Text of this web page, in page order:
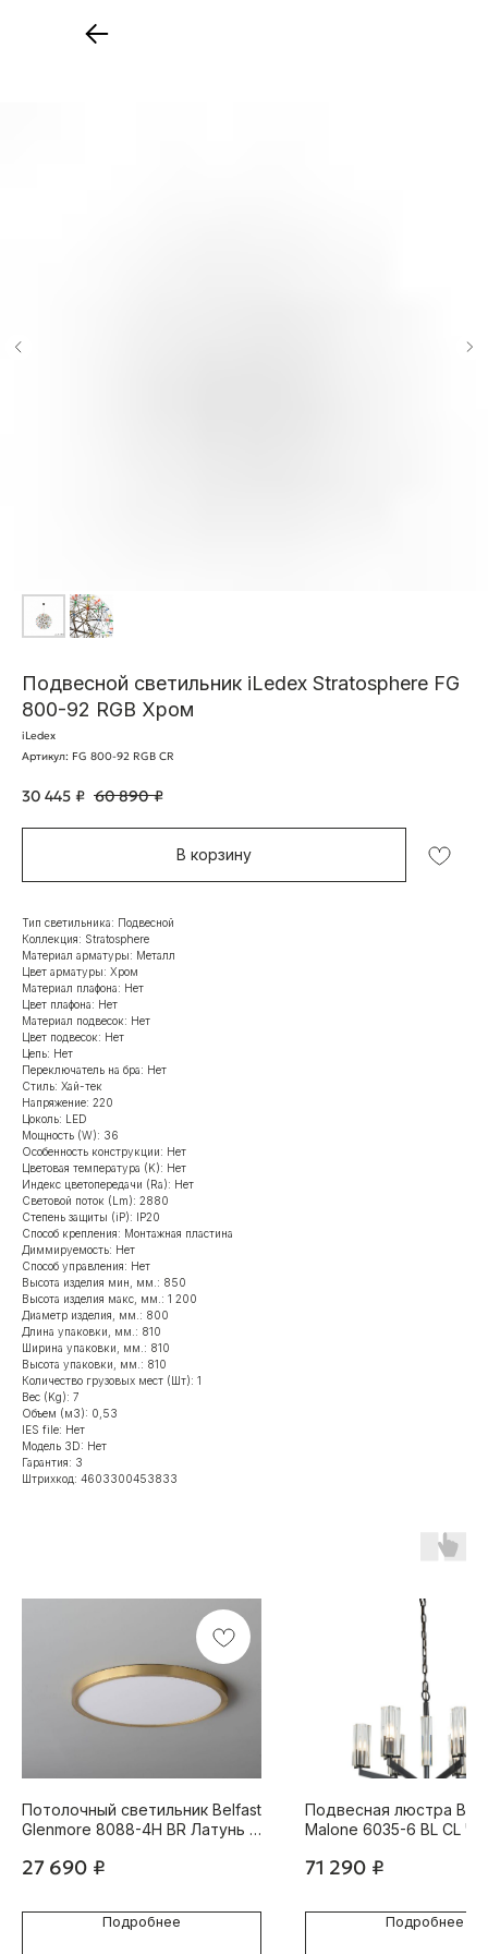
Подвесной светильник iLedex Stratosphere FG
800-92 RGB Хром
iLedex
Артикул: FG 800-92 RGB CR
30 445 ₽ 60 890 ₽
В корзину
Тип светильника: Подвесной
Коллекция: Stratosphere
Материал арматуры: Металл
Цвет арматуры: Хром
Материал плафона: Нет
Цвет плафона: Нет
Материал подвесок: Нет
Цвет подвесок: Нет
Цепь: Нет
Переключатель на бра: Нет
Стиль: Хай-тек
Напряжение: 220
Цоколь: LED
Мощность (W): 36
Особенность конструкции: Нет
Цветовая температура (K): Нет
Индекс цветопередачи (Ra): Нет
Световой поток (Lm): 2880
Степень защиты (iP): IP20
Способ крепления: Монтажная пластина
Диммируемость: Нет
Способ управления: Нет
Высота изделия мин, мм.: 850
Высота изделия макс, мм.: 1 200
Диаметр изделия, мм.: 800
Длина упаковки, мм.: 810
Ширина упаковки, мм.: 810
Высота упаковки, мм.: 810
Количество грузовых мест (Шт): 1
Вес (Kg): 7
Объем (м3): 0,53
IES file: Нет
Модель 3D: Нет
Гарантия: 3
Штрихкод: 4603300453833
Потолочный светильник Belfast
Glenmore 8088-4H BR Латунь /
27 690 ₽
Подробнее
Подвесная люстра
Malone 6035-6 BL CL
71 290 ₽
Подробнее